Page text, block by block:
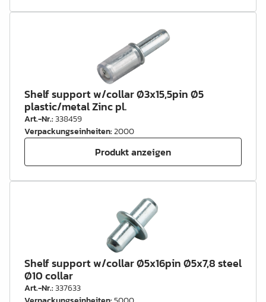
Shelf support w/collar Ø3x15,5pin Ø5
plastic/metal Zinc pl.
Art.-Nr.:338459
Verpackungseinheiten:2000
Produkt anzeigen
Shelf support w/collar Ø5x16pin Ø5x7,8 steel
Ø10 collar
Art.-Nr.:337633